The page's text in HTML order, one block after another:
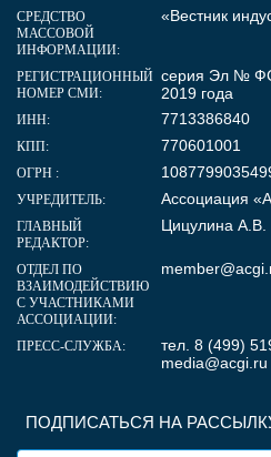
ПОДПИСАТЬСЯ НА
СРЕДСТВО
МАССОВОЙ
ИНФОРМАЦИИ:
«Вестник
РЕГИСТРАЦИОННЫЙ
НОМЕР СМИ:
серия Эл №
2019 года
ИНН: 7713386840
КПП: 770601001
ОГРН :
УЧРЕДИТЕЛЬ: Ассоциация
ГЛАВНЫЙ
РЕДАКТОР:
Цицулина А.В.
ОТДЕЛ ПО
ВЗАИМОДЕЙСТВИЮ
С УЧАСТНИКАМИ
АССОЦИАЦИИ:
ПРЕСС-СЛУЖБА:
тел. 8 (499)
media@acgi.ru